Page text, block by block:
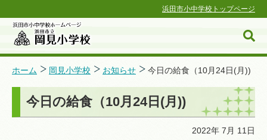
浜田市小中学校トップページ
浜田市小中学校ホームページ
ホーム 岡見小学校 お知らせ 今日の給食（10月24日(月))
今日の給食（10月24日(月))
2022年 7月 11日